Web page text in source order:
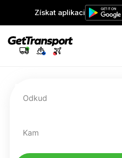
Získat aplikaci
Odkud
Kam